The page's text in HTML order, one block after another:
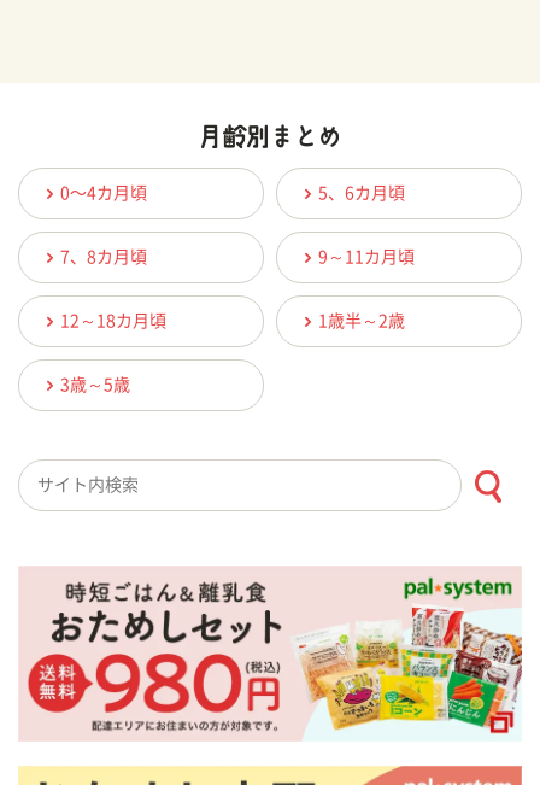
0〜4カ月頃 5、6カ月頃
7、8カ月頃 9～11カ月頃
12～18カ月頃 1歳半～2歳
3歳～5歳
検索キーワード入力